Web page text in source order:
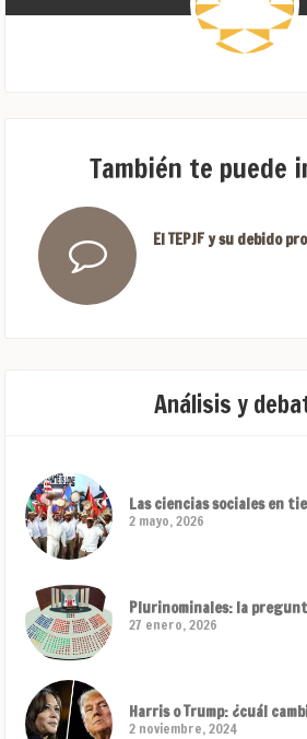
También te puede
El TEPJF y su debido
Análisis y
Las ciencias sociales en
2 mayo, 2026
Plurinominales: la
27 enero, 2026
Harris o Trump: ¿cuál
2 noviembre, 2024